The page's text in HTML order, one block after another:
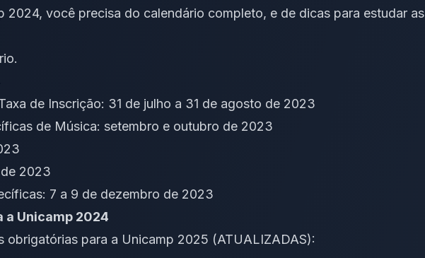
2024, você precisa do calendário completo, e de dicas para estudar as
de Inscrição: 31 de julho a 31 de agosto de 2023
de Música: setembro e outubro de 2023
2023
7 a 9 de dezembro de 2023
a Unicamp 2024
obrigatórias para a Unicamp 2025 (ATUALIZADAS):